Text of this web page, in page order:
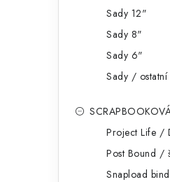
Sady 12"
Sady 8"
Sady 6"
Sady / ostatní
Project Life /
Post Bound /
Snapload